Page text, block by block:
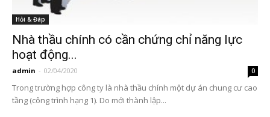
Hỏi & Đáp
Nhà thầu chính có cần chứng chỉ năng lực
hoạt động...
admin - 02/04/2020 0
Trong trường hợp công ty là nhà thầu chính một dự án chung cư cao
tầng (công trình hạng 1). Do mới thành lập...